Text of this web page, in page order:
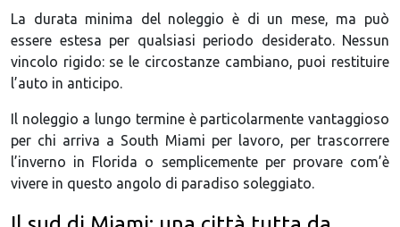
La durata minima del noleggio è di un mese, ma può
essere estesa per qualsiasi periodo desiderato. Nessun
vincolo rigido: se le circostanze cambiano, puoi restituire
l’auto in anticipo.
Il noleggio a lungo termine è particolarmente vantaggioso
per chi arriva a South Miami per lavoro, per trascorrere
l’inverno in Florida o semplicemente per provare com’è
vivere in questo angolo di paradiso soleggiato.